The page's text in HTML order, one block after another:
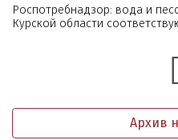
Роспотребнадзор: вода и
Курской области
Архив